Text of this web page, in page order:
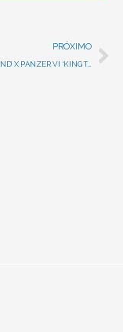
PRÓXIMO
M8 ‘GREYHOUND’ X PANZER VI ‘KING TIGER’: MITO OU VERDADE?